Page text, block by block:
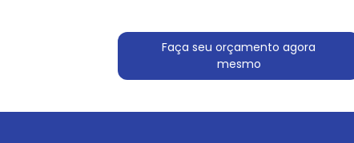
Faça seu orçamento agora
mesmo